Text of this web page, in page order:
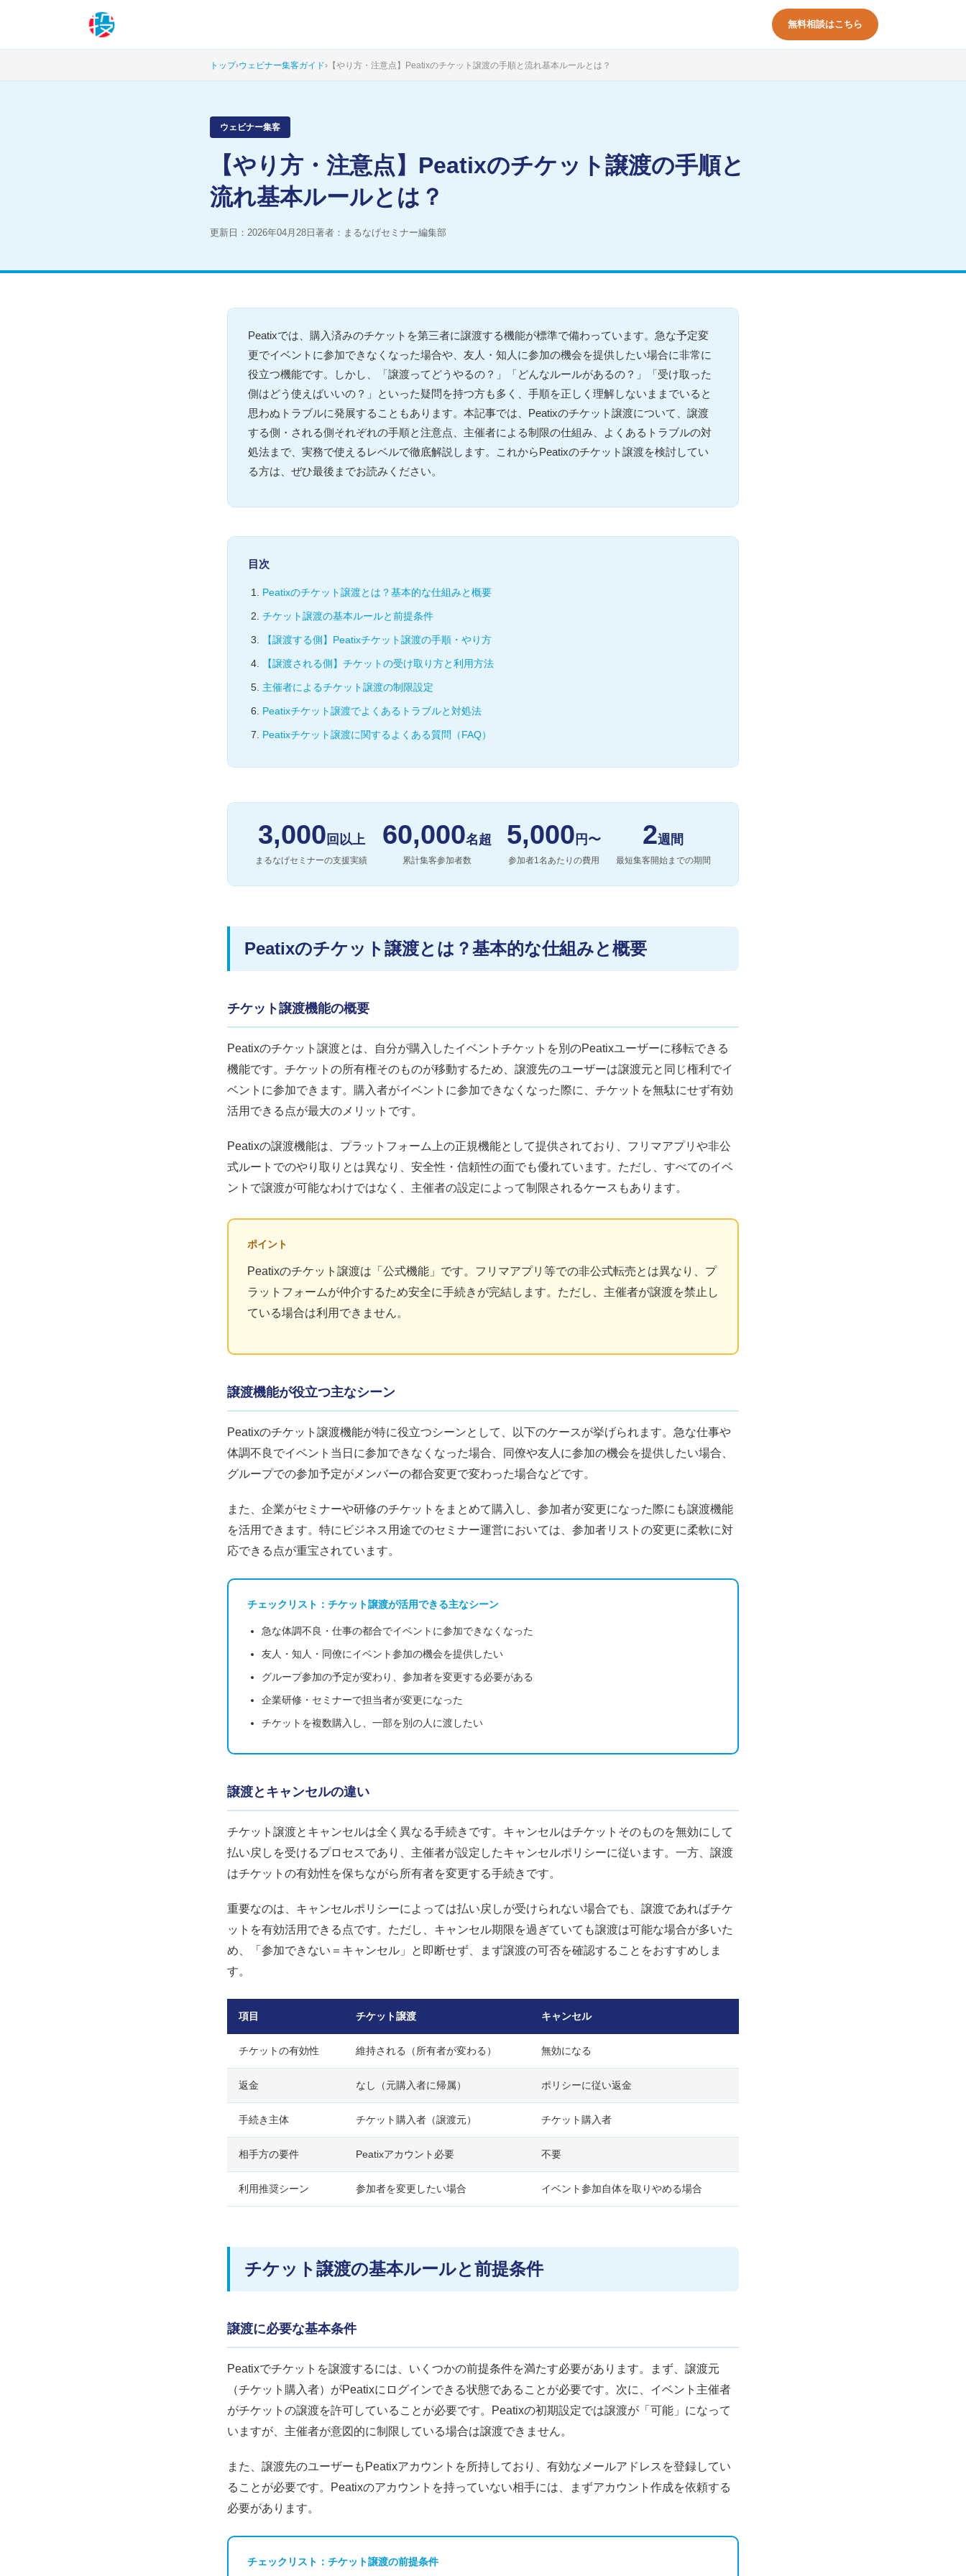
無料相談はこちら
トップ›ウェビナー集客ガイド› 【やり方・注意点】Peatixのチケット譲渡の手順と流れ基本ルールとは？
ウェビナー集客
【やり方・注意点】Peatixのチケット譲渡の手順と
流れ基本ルールとは？
更新日：2026年04月28日 著者：まるなげセミナー編集部
Peatixでは、購入済みのチケットを第三者に譲渡する機能が標準で備わっています。急な予定変
更でイベントに参加できなくなった場合や、友人・知人に参加の機会を提供したい場合に非常に
役立つ機能です。しかし、「譲渡ってどうやるの？」「どんなルールがあるの？」「受け取った
側はどう使えばいいの？」といった疑問を持つ方も多く、手順を正しく理解しないままでいると
思わぬトラブルに発展することもあります。本記事では、Peatixのチケット譲渡について、譲渡
する側・される側それぞれの手順と注意点、主催者による制限の仕組み、よくあるトラブルの対
処法まで、実務で使えるレベルで徹底解説します。これからPeatixのチケット譲渡を検討してい
る方は、ぜひ最後までお読みください。
目次
Peatixのチケット譲渡とは？基本的な仕組みと概要
チケット譲渡の基本ルールと前提条件
【譲渡する側】Peatixチケット譲渡の手順・やり方
【譲渡される側】チケットの受け取り方と利用方法
主催者によるチケット譲渡の制限設定
Peatixチケット譲渡でよくあるトラブルと対処法
Peatixチケット譲渡に関するよくある質問（FAQ）
3,000 回以上
まるなげセミナーの支援実績
60,000名超
累計集客参加者数
5,000 円〜
参加者1名あたりの費用
2週間
最短集客開始までの期間
Peatixのチケット譲渡とは？基本的な仕組みと概要
チケット譲渡機能の概要
Peatixのチケット譲渡とは、自分が購入したイベントチケットを別のPeatixユーザーに移転できる
機能です。チケットの所有権そのものが移動するため、譲渡先のユーザーは譲渡元と同じ権利でイ
ベントに参加できます。購入者がイベントに参加できなくなった際に、チケットを無駄にせず有効
活用できる点が最大のメリットです。
Peatixの譲渡機能は、プラットフォーム上の正規機能として提供されており、フリマアプリや非公
式ルートでのやり取りとは異なり、安全性・信頼性の面でも優れています。ただし、すべてのイベ
ントで譲渡が可能なわけではなく、主催者の設定によって制限されるケースもあります。
ポイント
Peatixのチケット譲渡は「公式機能」です。フリマアプリ等での非公式転売とは異なり、プ
ラットフォームが仲介するため安全に手続きが完結します。ただし、主催者が譲渡を禁止し
ている場合は利用できません。
譲渡機能が役立つ主なシーン
Peatixのチケット譲渡機能が特に役立つシーンとして、以下のケースが挙げられます。急な仕事や
体調不良でイベント当日に参加できなくなった場合、同僚や友人に参加の機会を提供したい場合、
グループでの参加予定がメンバーの都合変更で変わった場合などです。
また、企業がセミナーや研修のチケットをまとめて購入し、参加者が変更になった際にも譲渡機能
を活用できます。特にビジネス用途でのセミナー運営においては、参加者リストの変更に柔軟に対
応できる点が重宝されています。
チェックリスト：チケット譲渡が活用できる主なシーン
急な体調不良・仕事の都合でイベントに参加できなくなった
友人・知人・同僚にイベント参加の機会を提供したい
グループ参加の予定が変わり、参加者を変更する必要がある
企業研修・セミナーで担当者が変更になった
チケットを複数購入し、一部を別の人に渡したい
譲渡とキャンセルの違い
チケット譲渡とキャンセルは全く異なる手続きです。キャンセルはチケットそのものを無効にして
払い戻しを受けるプロセスであり、主催者が設定したキャンセルポリシーに従います。一方、譲渡
はチケットの有効性を保ちながら所有者を変更する手続きです。
重要なのは、キャンセルポリシーによっては払い戻しが受けられない場合でも、譲渡であればチケ
ットを有効活用できる点です。ただし、キャンセル期限を過ぎていても譲渡は可能な場合が多いた
め、「参加できない＝キャンセル」と即断せず、まず譲渡の可否を確認することをおすすめしま
す。
項目 チケット譲渡 キャンセル
チケットの有効性 維持される（所有者が変わる） 無効になる
返金 なし（元購入者に帰属） ポリシーに従い返金
手続き主体 チケット購入者（譲渡元） チケット購入者
相手方の要件 Peatixアカウント必要 不要
利用推奨シーン 参加者を変更したい場合 イベント参加自体を取りやめる場合
チケット譲渡の基本ルールと前提条件
譲渡に必要な基本条件
Peatixでチケットを譲渡するには、いくつかの前提条件を満たす必要があります。まず、譲渡元
（チケット購入者）がPeatixにログインできる状態であることが必要です。次に、イベント主催者
がチケットの譲渡を許可していることが必要です。Peatixの初期設定では譲渡が「可能」になって
いますが、主催者が意図的に制限している場合は譲渡できません。
また、譲渡先のユーザーもPeatixアカウントを所持しており、有効なメールアドレスを登録してい
ることが必要です。Peatixのアカウントを持っていない相手には、まずアカウント作成を依頼する
必要があります。
チェックリスト：チケット譲渡の前提条件